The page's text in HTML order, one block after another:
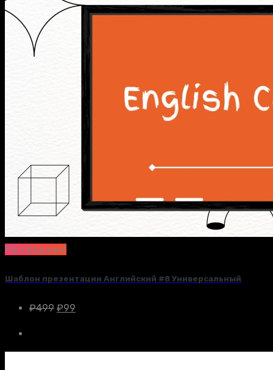
Распродажа!
Шаблон презентации Английский #8 Универсальный
₽499 ₽99